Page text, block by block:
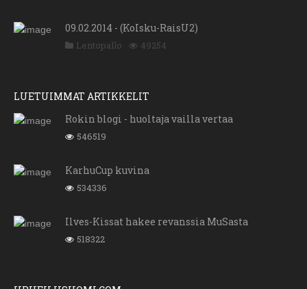
09.02.2014 - (KoIsku-RaisU2)
Lentopallo 49254
LUETUIMMAT ARTIKKELIT
Rokin blogi - huoltaja vailla vertaa
546519
KarhuCup kuvina
534336
Ilves-Kissat hakee revanssia MuSasta
518322